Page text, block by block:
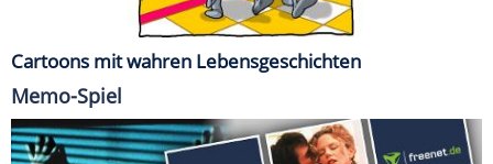
Cartoons mit wahren Lebensgeschichten
Memo-Spiel